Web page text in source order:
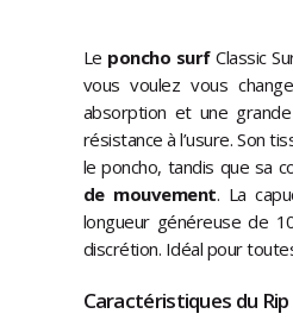
Le poncho surfClassic
vous voulez vous
absorption et une
résistance à l’usure. Son
le poncho, tandis que sa
de mouvement. La
longueur généreuse de
discrétion. Idéal pour
Caractéristiques du